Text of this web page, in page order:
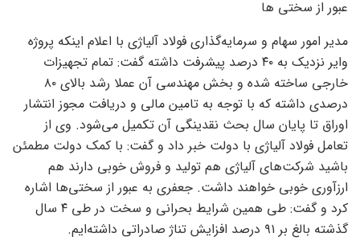
عبور از سختی ها
مدیر امور سهام و سرمایه‌گذاری فولاد آلیاژی با اعلام اینکه پروژه
وایر نزدیک به ۴۰ درصد پیشرفت داشته گفت: تمام تجهیزات
خارجی ساخته شده و بخش مهندسی آن عملا رشد بالای ۸۰
درصدی داشته که با توجه به تامین مالی و دریافت مجوز انتشار
اوراق تا پایان سال بحث نقدینگی آن تکمیل می‌شود. وی از
تعامل فولاد آلیاژی با دولت خبر داد و گفت: با کمک دولت مطمئن
باشید شرکت‌های آلیاژی هم تولید و فروش خوبی دارند هم
ارزآوری خوبی خواهند داشت. جعفری به عبور از سختی‌ها اشاره
کرد و گفت: طی همین شرایط بحرانی و سخت در طی ۴ سال
گذشته بالغ بر ۹۱ درصد افزایش تناژ صادراتی داشته‌ایم.